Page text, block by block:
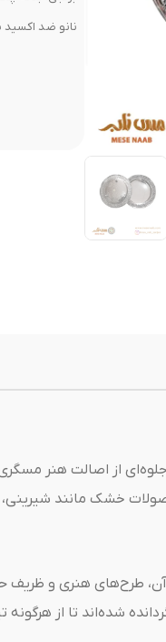
نانو ضد
جلوه‌ای از اصالت هنر
خشک مانند
طرح‌های هنری و ظریف
شده‌اند تا از